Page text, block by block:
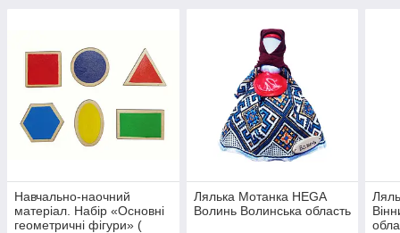
Навчально-наочний
матерiал. Набір «Основні
геометричні фігури» (
Лялька Мотанка HEGA
Волинь Волинська область